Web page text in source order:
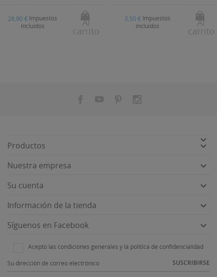
28,90 € Impuestos
incluidos
Al
carrito
3,50 € Impuestos
incluidos
Al
carrito

Productos 
Nuestra empresa 
Su cuenta 
Información de la tienda 
Síguenos en Facebook 
Acepto las condiciones generales y la política de confidencialidad
SUSCRIBIRSE